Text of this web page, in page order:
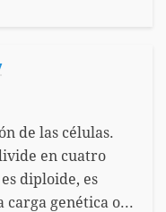
de las células.
en cuatro
diploide, es
carga genética o...